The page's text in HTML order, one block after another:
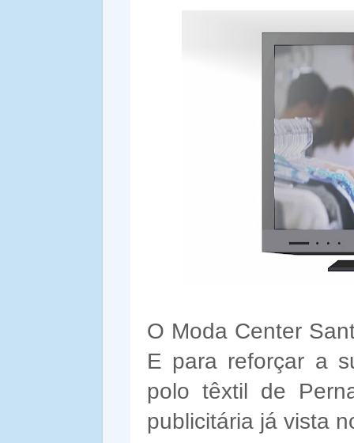
O Moda Center
E para reforçar a
polo têxtil de
publicitária já vista